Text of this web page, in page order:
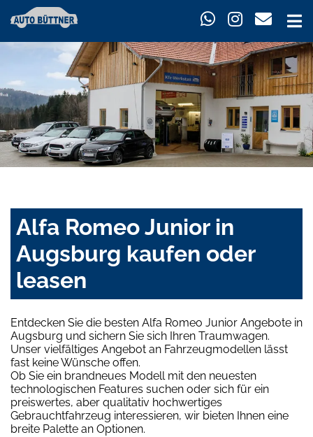
Alfa Romeo Junior in
Augsburg kaufen oder
leasen
Entdecken Sie die besten Alfa Romeo Junior Angebote in
Augsburg und sichern Sie sich Ihren Traumwagen.
Unser vielfältiges Angebot an Fahrzeugmodellen lässt
fast keine Wünsche offen.
Ob Sie ein brandneues Modell mit den neuesten
technologischen Features suchen oder sich für ein
preiswertes, aber qualitativ hochwertiges
Gebrauchtfahrzeug interessieren, wir bieten Ihnen eine
breite Palette an Optionen.